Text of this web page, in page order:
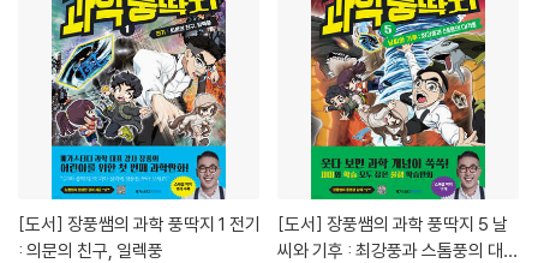
[도서]
: 의문의 친구, 일렉풍
[도서]
씨와 기후 : 최강풍과 스톰풍의 대격